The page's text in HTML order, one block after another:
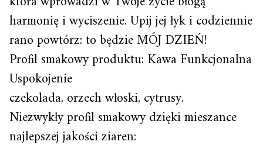
harmonię i wyciszenie. Upij jej łyk i codziennie
rano powtórz: to będzie MÓJ DZIEŃ!
Profil smakowy produktu: Kawa Funkcjonalna
Uspokojenie
czekolada, orzech włoski, cytrusy.
Niezwykły profil smakowy dzięki mieszance
najlepszej jakości ziaren: